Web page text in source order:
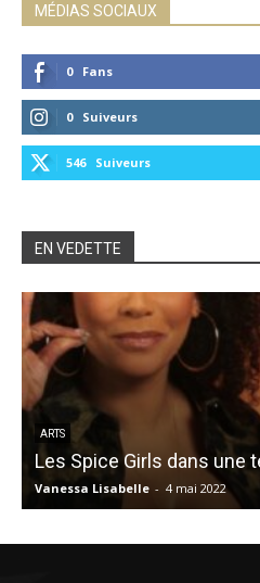
MÉDIAS SOCIAUX
0 Fans
0 Suiveurs
546 Suiveurs
EN VEDETTE
ARTS
Les Spice Girls dans une
Vanessa Lisabelle - 4 mai 2022